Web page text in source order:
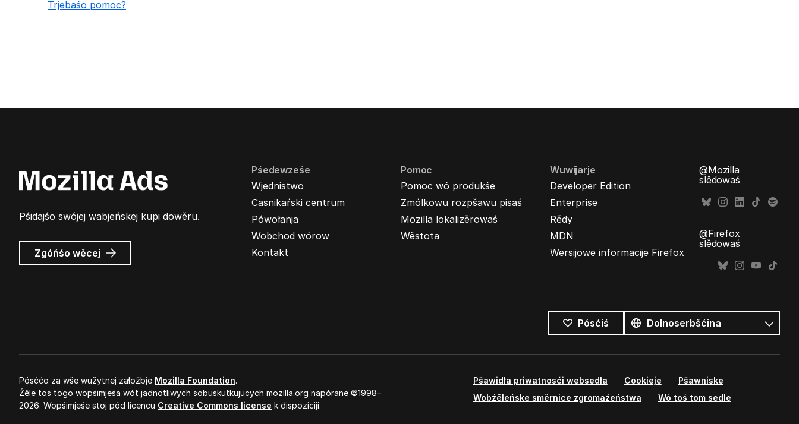
Trjebaśo pomoc?
Pśidajśo swójej wabjeńskej kupi dowěru.
Zgóńśo wěcej wó
Wabjenje
Pśedewześe
Wjednistwo
Casnikaŕski centrum
Pówołanja
Wobchod wórow
Kontakt
Pomoc
Pomoc wó produkśe
Zmólkowu rozpšawu pisaś
Mozilla lokalizěrowaś
Wěstota
Wuwijarje
Developer Edition
Enterprise
Rědy
MDN
Wersijowe informacije Firefox
@Mozilla
slědowaś
@Firefox
slědowaś
Pósćiś
rěcy
Rěc
Pósććo za wše wužytnej załožbje Mozilla Foundation.
Źěle toś togo wopśimjeśa wót jadnotliwych sobuskutkujucych mozilla.org napórane ©1998–
2026. Wopśimjeśe stoj pód licencu Creative Commons license k dispoziciji.
Pšawidła priwatnosći websedła Cookieje
Pšawniske
Wobźěleńske směrnice zgromaźeństwa
Wó toś tom sedle